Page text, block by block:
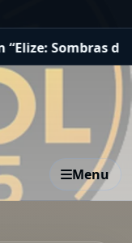
mujer” a la
Menu